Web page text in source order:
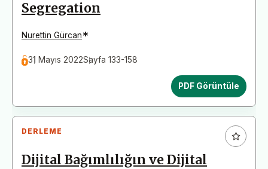
Segregation
Nurettin Gürcan*
31 Mayıs 2022Sayfa 133-158
PDF Görüntüle
DERLEME
Dijital Bağımlılığın ve Dijital